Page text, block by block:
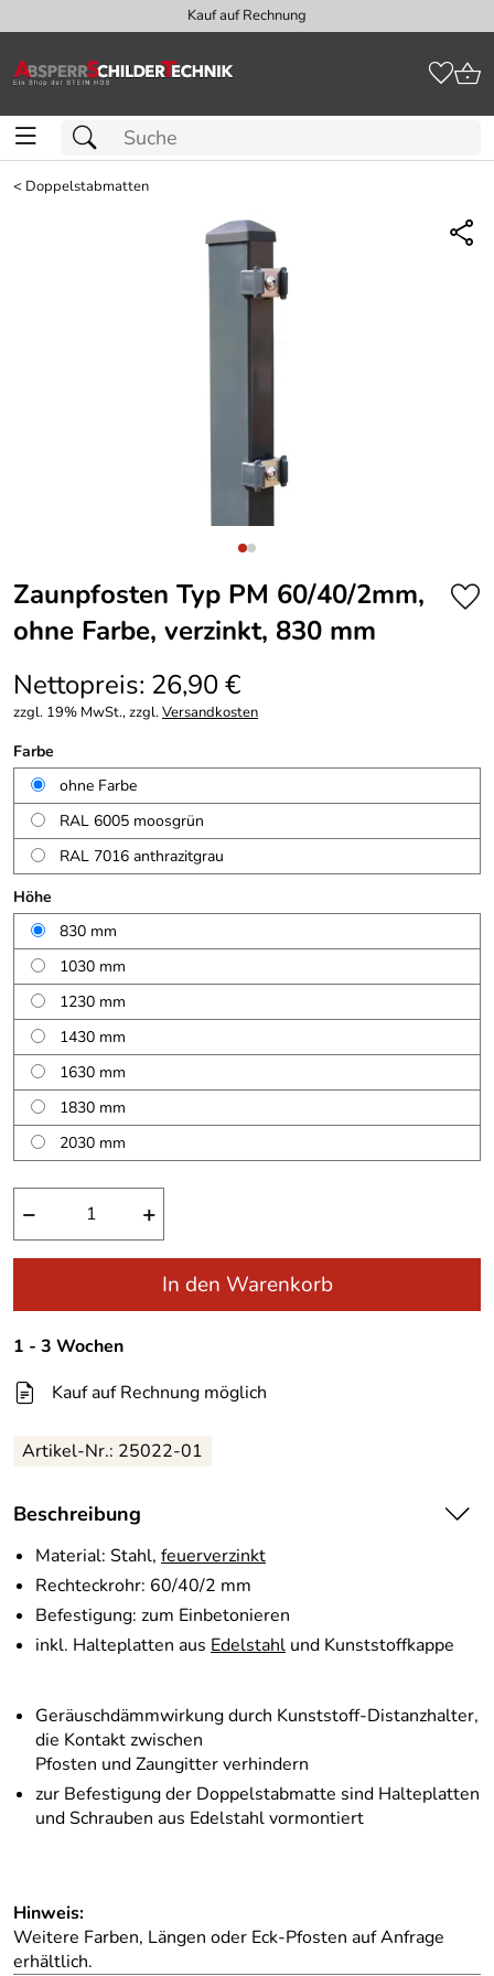
Kauf auf Rechnung
< Doppelstabmatten
Zaunpfosten Typ PM 60/40/2mm,
ohne Farbe, verzinkt, 830 mm
Nettopreis: 26,90 €
zzgl. 19% MwSt., zzgl.Versandkosten
Farbe
ohne Farbe
RAL 6005 moosgrün
RAL 7016 anthrazitgrau
Höhe
830 mm
1030 mm
1230 mm
1430 mm
1630 mm
1830 mm
2030 mm
− +
In den Warenkorb
1 - 3 Wochen
Kauf auf Rechnung möglich
Artikel-Nr.: 25022-01
Beschreibung
Material: Stahl, feuerverzinkt
Rechteckrohr: 60/40/2 mm
Befestigung: zum Einbetonieren
inkl. Halteplatten aus Edelstahl und Kunststoffkappe
Geräuschdämmwirkung durch Kunststoff-Distanzhalter,
die Kontakt zwischen
Pfosten und Zaungitter verhindern
zur Befestigung der Doppelstabmatte sind Halteplatten
und Schrauben aus Edelstahl vormontiert
Hinweis:
Weitere Farben, Längen oder Eck-Pfosten auf Anfrage
erhältlich.